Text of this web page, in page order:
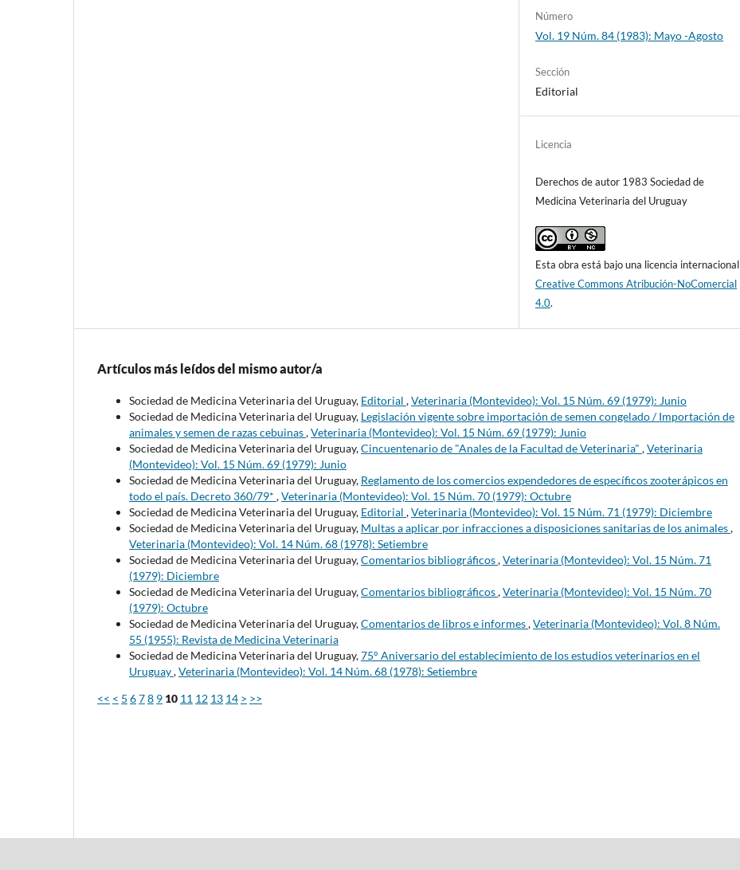
Número
Vol. 19 Núm. 84 (1983): Mayo -Agosto
Sección
Editorial
Licencia
Derechos de autor 1983 Sociedad de
Medicina Veterinaria del Uruguay
Esta obra está bajo una licencia internacional
Creative Commons Atribución-NoComercial
4.0.
Artículos más leídos del mismo autor/a
Sociedad de Medicina Veterinaria del Uruguay, Editorial ,Veterinaria (Montevideo): Vol. 15 Núm. 69 (1979): Junio
Sociedad de Medicina Veterinaria del Uruguay, Legislación vigente sobre importación de semen congelado / Importación de
animales y semen de razas cebuinas,Veterinaria (Montevideo): Vol. 15 Núm. 69 (1979): Junio
Sociedad de Medicina Veterinaria del Uruguay,Cincuentenario de "Anales de la Facultad de Veterinaria" ,Veterinaria
(Montevideo): Vol. 15 Núm. 69 (1979): Junio
Sociedad de Medicina Veterinaria del Uruguay, Reglamento de los comercios expendedores de específicos zooterápicos en
todo el país. Decreto 360/79* ,Veterinaria (Montevideo): Vol. 15 Núm. 70 (1979): Octubre
Sociedad de Medicina Veterinaria del Uruguay, Editorial ,Veterinaria (Montevideo): Vol. 15 Núm. 71 (1979): Diciembre
Sociedad de Medicina Veterinaria del Uruguay, Multas a aplicar por infracciones a disposiciones sanitarias de los animales,
Veterinaria (Montevideo): Vol. 14 Núm. 68 (1978): Setiembre
Sociedad de Medicina Veterinaria del Uruguay,Comentarios bibliográficos,Veterinaria (Montevideo): Vol. 15 Núm. 71
(1979): Diciembre
Sociedad de Medicina Veterinaria del Uruguay,Comentarios bibliográficos,Veterinaria (Montevideo): Vol. 15 Núm. 70
(1979): Octubre
Sociedad de Medicina Veterinaria del Uruguay,Comentarios de libros e informes,Veterinaria (Montevideo): Vol. 8 Núm.
55 (1955): Revista de Medicina Veterinaria
Sociedad de Medicina Veterinaria del Uruguay,75° Aniversario del establecimiento de los estudios veterinarios en el
Uruguay,Veterinaria (Montevideo): Vol. 14 Núm. 68 (1978): Setiembre
<< < 5 678 9 10 11 12 13 14 > >>